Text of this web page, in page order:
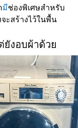
มีช่องพิเศษสำหรับ
ะสร้างไว้ในพื้น
ยังอบผ้าด้วย